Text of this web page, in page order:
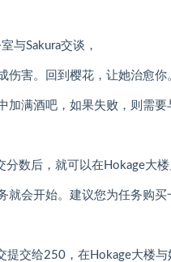
与Sakura交谈，
伤害。回到樱花，让她治愈你
加满酒吧，如果失败，则需
分数后，就可以在Hokage大
就会开始。建议您为任务购买
提交给250，在Hokage大楼